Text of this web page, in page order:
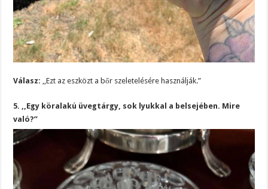
Válasz: ,,Ezt az eszközt a bőr szeletelésére használják.”
5. ,,Egy köralakú üvegtárgy, sok lyukkal a belsejében. Mire
való?”